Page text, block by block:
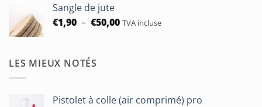
Sangle de jute
€1,90 – €50,00Plage
TVA incluse
LES MIEUX NOTÉS
Pistolet à colle (air comprimé) pro